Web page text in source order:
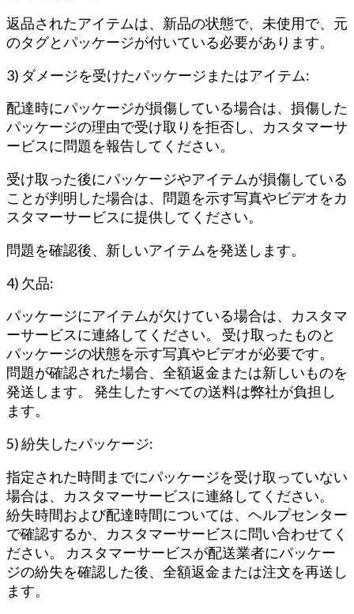
返品されたアイテムは、新品の状態で、未使用で、元
のタグとパッケージが付いている必要があります。
3) ダメージを受けたパッケージまたはアイテム:
配達時にパッケージが損傷している場合は、損傷した
パッケージの理由で受け取りを拒否し、カスタマーサ
ービスに問題を報告してください。
受け取った後にパッケージやアイテムが損傷している
ことが判明した場合は、問題を示す写真やビデオをカ
スタマーサービスに提供してください。
問題を確認後、新しいアイテムを発送します。
4) 欠品:
パッケージにアイテムが欠けている場合は、カスタマ
ーサービスに連絡してください。 受け取ったものと
パッケージの状態を示す写真やビデオが必要です。
問題が確認された場合、全額返金または新しいものを
発送します。 発生したすべての送料は弊社が負担し
ます。
5) 紛失したパッケージ:
指定された時間までにパッケージを受け取っていない
場合は、カスタマーサービスに連絡してください。
紛失時間および配達時間については、ヘルプセンター
で確認するか、カスタマーサービスに問い合わせてく
ださい。 カスタマーサービスが配送業者にパッケー
ジの紛失を確認した後、全額返金または注文を再送し
ます。